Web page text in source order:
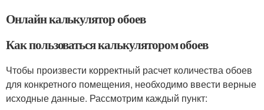
Онлайн калькулятор обоев
Как пользоваться калькулятором обоев
Чтобы произвести корректный расчет количества обоев
для конкретного помещения, необходимо ввести верные
исходные данные. Рассмотрим каждый пункт: